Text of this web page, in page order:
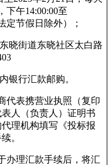
下午14:00:00至
定节假日除外）；
晓街道东晓社区太白路
银行汇款邮购。
代表携营业执照（复印
人（负责人）证明书
理机构填写《投标报
。
办理汇款手续后，将汇